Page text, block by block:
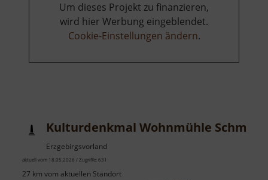
Um dieses Projekt zu finanzieren,
wird hier Werbung eingeblendet.
Cookie-Einstellungen ändern.
Kulturdenkmal Wohnmühle
Erzgebirgsvorland
aktuell vom 18.05.2026 / Zugriffe: 631
27 km vom aktuellen Standort